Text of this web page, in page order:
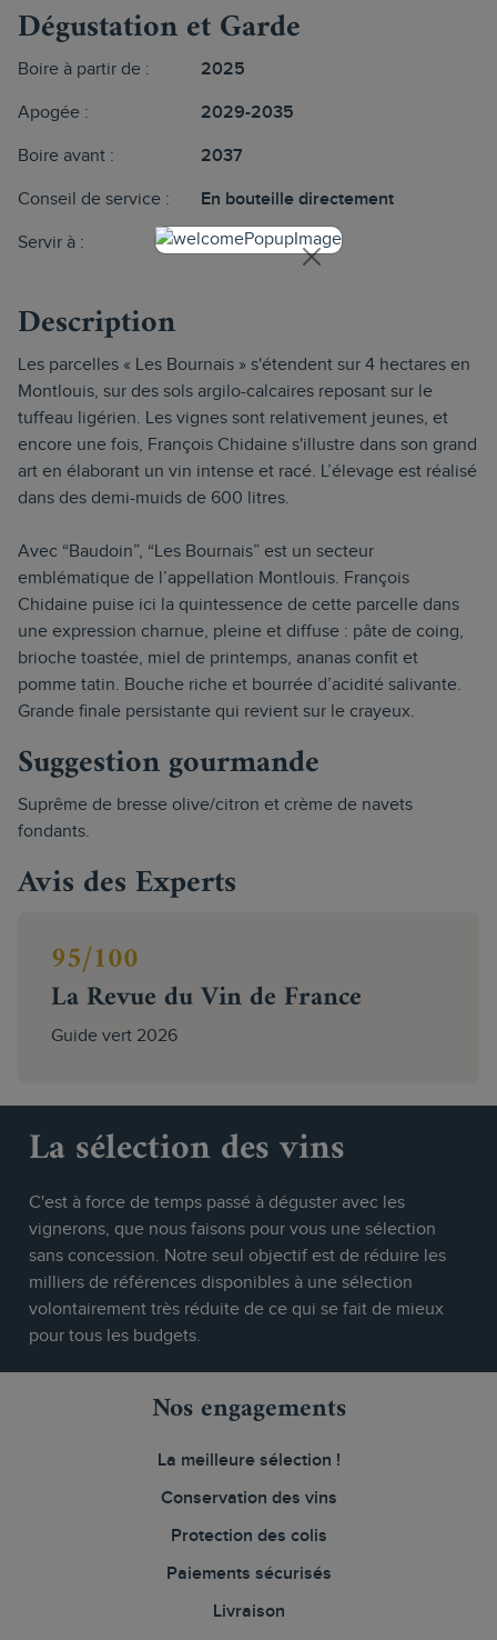
Dégustation et Garde
Boire à partir de : 2025
Apogée : 2029-2035
Boire avant : 2037
Conseil de service : En bouteille directement
Servir à : 12°
Description
Les parcelles « Les Bournais » s'étendent sur 4 hectares en
Montlouis, sur des sols argilo-calcaires reposant sur le
tuffeau ligérien. Les vignes sont relativement jeunes, et
encore une fois, François Chidaine s'illustre dans son grand
art en élaborant un vin intense et racé. L’élevage est réalisé
dans des demi-muids de 600 litres.
Avec “Baudoin”, “Les Bournais” est un secteur
emblématique de l’appellation Montlouis. François
Chidaine puise ici la quintessence de cette parcelle dans
une expression charnue, pleine et diffuse : pâte de coing,
brioche toastée, miel de printemps, ananas confit et
pomme tatin. Bouche riche et bourrée d’acidité salivante.
Grande finale persistante qui revient sur le crayeux.
Suggestion gourmande
Suprême de bresse olive/citron et crème de navets
fondants.
Avis des Experts
95/100
La Revue du Vin de France
Guide vert 2026
La sélection des vins
C'est à force de temps passé à déguster avec les
vignerons, que nous faisons pour vous une sélection
sans concession. Notre seul objectif est de réduire les
milliers de références disponibles à une sélection
volontairement très réduite de ce qui se fait de mieux
pour tous les budgets.
Nos engagements
La meilleure sélection !
Conservation des vins
Protection des colis
Paiements sécurisés
Livraison